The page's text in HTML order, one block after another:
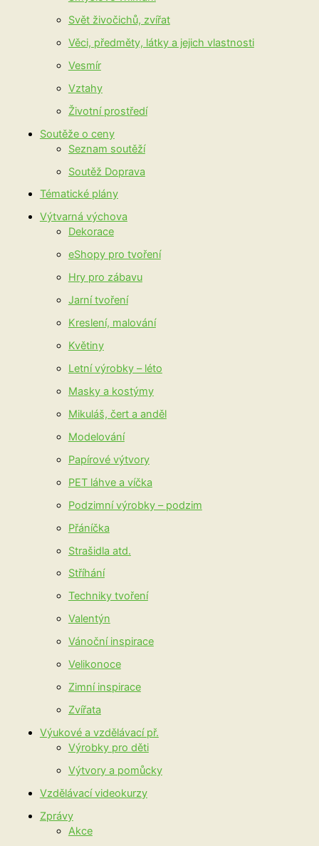
Svět živočichů, zvířat
Věci, předměty, látky a jejich vlastnosti
Vesmír
Vztahy
Životní prostředí
Soutěže o ceny
Seznam soutěží
Soutěž Doprava
Tématické plány
Výtvarná výchova
Dekorace
eShopy pro tvoření
Hry pro zábavu
Jarní tvoření
Kreslení, malování
Květiny
Letní výrobky – léto
Masky a kostýmy
Mikuláš, čert a anděl
Modelování
Papírové výtvory
PET láhve a víčka
Podzimní výrobky – podzim
Přáníčka
Strašidla atd.
Stříhání
Techniky tvoření
Valentýn
Vánoční inspirace
Velikonoce
Zimní inspirace
Zvířata
Výukové a vzdělávací př.
Výrobky pro děti
Výtvory a pomůcky
Vzdělávací videokurzy
Zprávy
Akce